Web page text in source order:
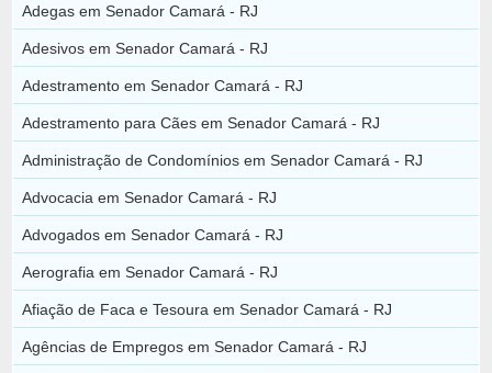
Adegas em Senador Camará - RJ
Adesivos em Senador Camará - RJ
Adestramento em Senador Camará - RJ
Adestramento para Cães em Senador Camará - RJ
Administração de Condomínios em Senador Camará - RJ
Advocacia em Senador Camará - RJ
Advogados em Senador Camará - RJ
Aerografia em Senador Camará - RJ
Afiação de Faca e Tesoura em Senador Camará - RJ
Agências de Empregos em Senador Camará - RJ